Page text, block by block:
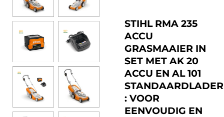
STIHL RMA 235
ACCU
GRASMAAIER IN
SET MET AK 20
ACCU EN AL 101
STANDAARDLADER
: VOOR
EENVOUDIG EN